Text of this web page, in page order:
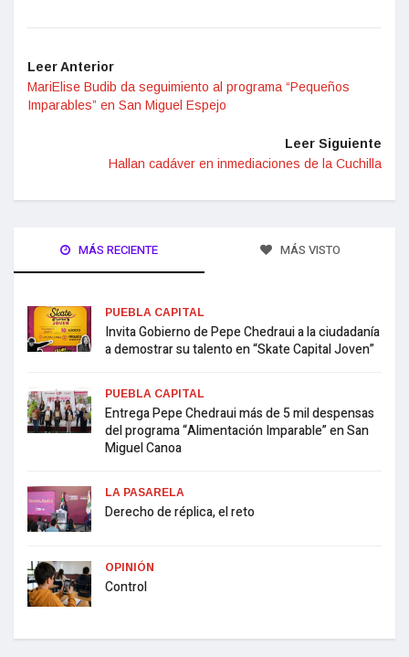
Leer Anterior
MariElise Budib da seguimiento al programa “Pequeños
Imparables” en San Miguel Espejo
Leer Siguiente
Hallan cadáver en inmediaciones de la Cuchilla
MÁS RECIENTE MÁS VISTO
PUEBLA CAPITAL
Invita Gobierno de Pepe Chedraui a la ciudadanía
a demostrar su talento en “Skate Capital Joven”
PUEBLA CAPITAL
Entrega Pepe Chedraui más de 5 mil despensas
del programa “Alimentación Imparable” en San
Miguel Canoa
LA PASARELA
Derecho de réplica, el reto
OPINIÓN
Control